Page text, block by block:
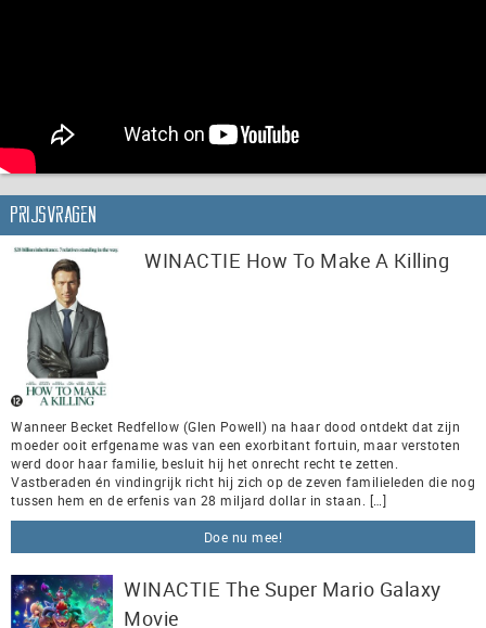
Prijsvragen
WINACTIE How To Make A Killing
Wanneer Becket Redfellow (Glen Powell) na haar dood ontdekt dat zijn
moeder ooit erfgename was van een exorbitant fortuin, maar verstoten
werd door haar familie, besluit hij het onrecht recht te zetten.
Vastberaden én vindingrijk richt hij zich op de zeven familieleden die nog
tussen hem en de erfenis van 28 miljard dollar in staan. […]
Doe nu mee!
WINACTIE The Super Mario Galaxy
Movie